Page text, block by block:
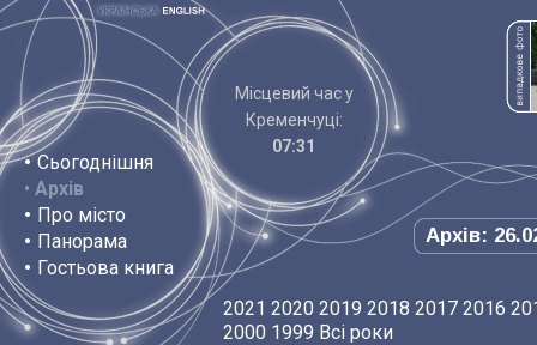
• Сьогоднішня
• Архів
• Про місто
• Панорама
• Гостьова книга
Місцевий час у
Кременчуці:
07:31
Архів:
2021 2020 2019 2018 2017 2016
2000 1999 Всі роки